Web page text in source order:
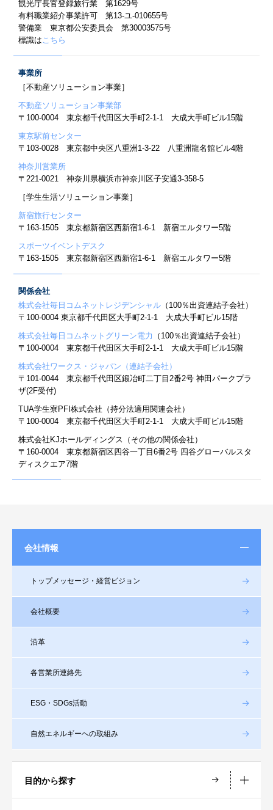
観光庁長官登録旅行業 第1629号
有料職業紹介事業許可 第13-ユ-010655号
警備業 東京都公安委員会 第30003575号
標識はこちら
事業所
［不動産ソリューション事業］
不動産ソリューション事業部
〒100-0004 東京都千代田区大手町2-1-1 大成大手町ビル15階
東京駅前センター
〒103-0028 東京都中央区八重洲1-3-22 八重洲龍名館ビル4階
神奈川営業所
〒221-0021 神奈川県横浜市神奈川区子安通3-358-5
［学生生活ソリューション事業］
新宿旅行センター
〒163-1505 東京都新宿区西新宿1-6-1 新宿エルタワー5階
スポーツイベントデスク
〒163-1505 東京都新宿区西新宿1-6-1 新宿エルタワー5階
関係会社
株式会社毎日コムネットレジデンシャル （100％出資連結子会社）
〒100-0004 東京都千代田区大手町2-1-1 大成大手町ビル15階
株式会社毎日コムネットグリーン電力
（100％出資連結子会社）
〒100-0004 東京都千代田区大手町2-1-1 大成大手町ビル15階
株式会社ワークス・ジャパン（連結子会社）
〒101-0044 東京都千代田区鍛冶町二丁目2番2号 神田パークプラ
ザ(2F受付)
TUA学生寮PFI株式会社（持分法適用関連会社）
〒100-0004 東京都千代田区大手町2-1-1 大成大手町ビル15階
株式会社KJホールディングス（その他の関係会社）
〒160-0004 東京都新宿区四谷一丁目6番2号 四谷グローバルスタ
ディスクエア7階
会社情報
トップメッセージ・経営ビジョン
会社概要
沿革
各営業所連絡先
ESG・SDGs活動
自然エネルギーへの取組み
目的から探す